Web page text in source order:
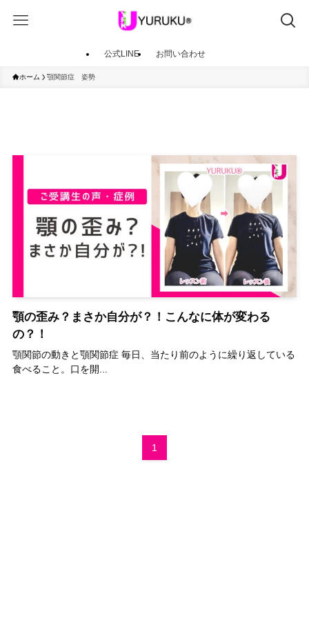
公式LINE お問い合わせ
ホーム 顎関節症 姿勢
顎の歪み？まさか自分が？！こんなに体が変わる
の？！
顎関節の動きと顎関節症 毎日、当たり前のように繰り返している
食べること。口を開...
1